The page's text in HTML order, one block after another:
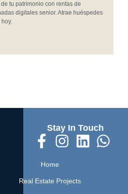
tu patrimonio con rentas de
digitales senior. Atrae huéspedes
Home
Real Estate Projects
Stay In Touch